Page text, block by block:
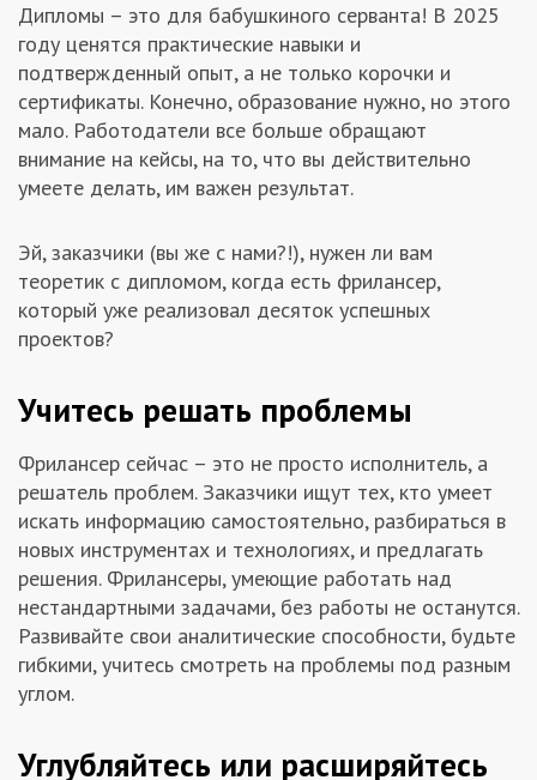
Дипломы – это для бабушкиного серванта! В 2025
году ценятся практические навыки и
подтвержденный опыт, а не только корочки и
сертификаты. Конечно, образование нужно, но этого
мало. Работодатели все больше обращают
внимание на кейсы, на то, что вы действительно
умеете делать, им важен результат.
Эй, заказчики (вы же с нами?!), нужен ли вам
теоретик с дипломом, когда есть фрилансер,
который уже реализовал десяток успешных
проектов?
Учитесь решать проблемы
Фрилансер сейчас – это не просто исполнитель, а
решатель проблем. Заказчики ищут тех, кто умеет
искать информацию самостоятельно, разбираться в
новых инструментах и технологиях, и предлагать
решения. Фрилансеры, умеющие работать над
нестандартными задачами, без работы не останутся.
Развивайте свои аналитические способности, будьте
гибкими, учитесь смотреть на проблемы под разным
углом.
Углубляйтесь или расширяйтесь